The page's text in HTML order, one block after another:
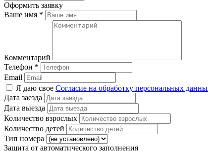
Оформить заявку
Ваше имя *
Комментарий
Телефон *
Email
Я даю свое Согласие на обработку персональных
Дата заезда
Дата выезда
Количество взрослых
Количество детей
Тип номера
Защита от автоматического заполнения